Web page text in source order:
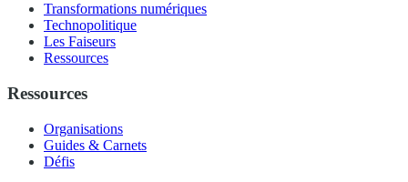
Transformations numériques
Technopolitique
Les Faiseurs
Ressources
Ressources
Organisations
Guides & Carnets
Défis